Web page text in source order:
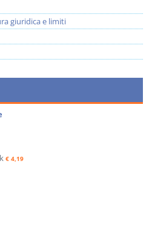
giuridica e limiti
€ 4,19